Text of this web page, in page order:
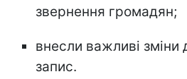
звернення громадян;
внесли важливі
запис.